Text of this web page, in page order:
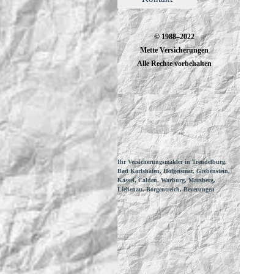
© 1988–2022
Mette Versicherungen
Alle Rechte vorbehalten
Ihr Versicherungsmakler in Trendelburg,
Bad Karlshafen, Hofgeismar, Grebenstein,
Kassel, Calden, Warburg, Marsberg,
Liebenau, Borgentreich, Beverungen